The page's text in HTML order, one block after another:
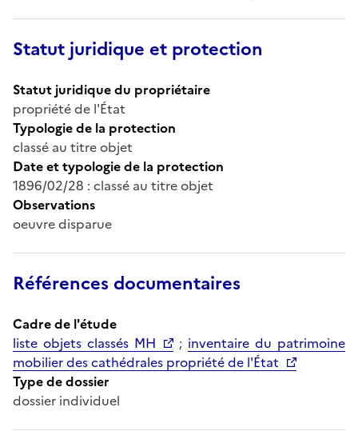
Statut juridique et protection
Statut juridique du propriétaire
propriété de l'État
Typologie de la protection
classé au titre objet
Date et typologie de la protection
1896/02/28 : classé au titre objet
Observations
oeuvre disparue
Références documentaires
Cadre de l'étude
liste objets classés MH
; inventaire du patrimoine
mobilier des cathédrales propriété de l'État
Type de dossier
dossier individuel